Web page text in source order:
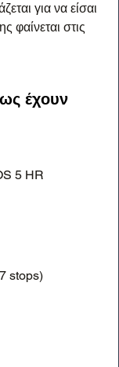
για να είσαι
φαίνεται στις
έχουν
5 HR
stops)